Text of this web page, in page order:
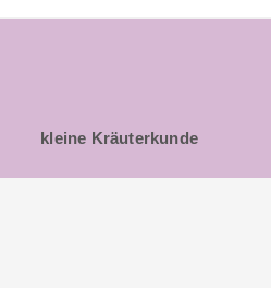
kleine Kräuterkunde